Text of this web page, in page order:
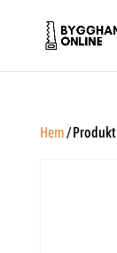
Hem/ Produkt